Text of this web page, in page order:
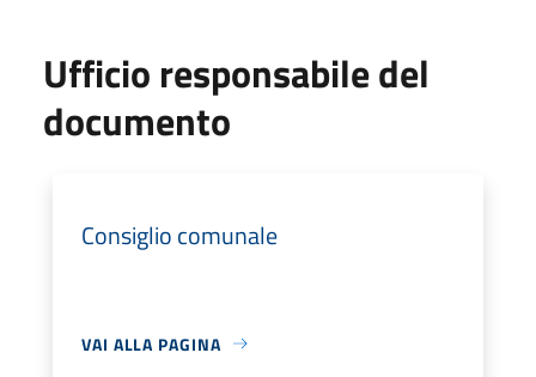
Ufficio responsabile del
documento
Consiglio comunale
VAI ALLA PAGINA